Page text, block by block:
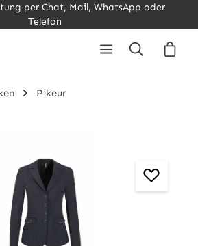
per Chat, Mail, WhatsApp oder
Telefon
Pikeur